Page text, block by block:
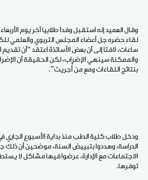
وقال العميد إنه استقبل وفدا طلابيا آخر يوم
لقاء حضره جل أعضاء المجلس التربوي والعلمي
ساعات، لافتا إلى أن بعض الأساتذة اعتقد “أن تقديم
والممكنة سينهي الإضراب، لكن الحقيقة أن الإضراب
بنتائج اللقاءات ومع من أُجريت”.
ودخل طلاب كلية الطب منذ بداية الأسبوع
الدراسة، وهددوا بتبييض السنة، موضحين أن ذلك
الاجتماعات مع الإدارة، عرضوا فيها مشاكل لا
توفرها.